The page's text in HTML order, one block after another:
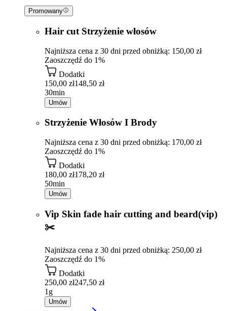
Promowany
Hair cut Strzyżenie włosów
Najniższa cena z 30 dni przed obniżką: 150,00 zł
Zaoszczędź do 1%
Dodatki
150,00 zł148,50 zł
30min
Umów
Strzyżenie Włosów I Brody
Najniższa cena z 30 dni przed obniżką: 170,00 zł
Zaoszczędź do 1%
Dodatki
180,00 zł178,20 zł
50min
Umów
Vip Skin fade hair cutting and beard(vip)
✂️
Najniższa cena z 30 dni przed obniżką: 250,00 zł
Zaoszczędź do 1%
Dodatki
250,00 zł247,50 zł
1g
Umów